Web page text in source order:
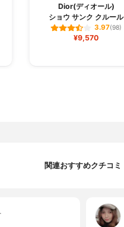
Dior(ディオール)
ショウ サンク クルール
3.97(98)
¥9,570
関連おすすめクチコミ